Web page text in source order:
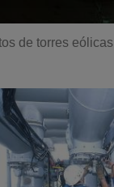
de torres eólicas